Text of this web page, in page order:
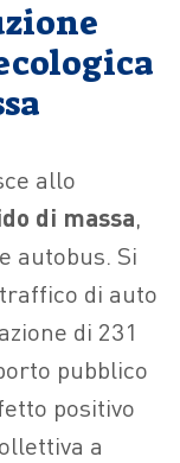
allo
di massa,
autobus. Si
di auto
di 231
pubblico
positivo
a